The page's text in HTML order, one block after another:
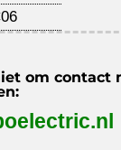
om contact